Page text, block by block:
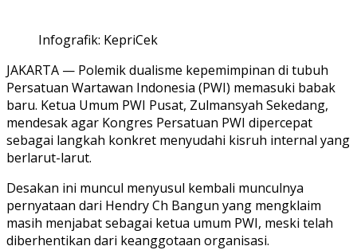
Infografik: KepriCek
JAKARTA — Polemik dualisme kepemimpinan di tubuh
Persatuan Wartawan Indonesia (PWI) memasuki babak
baru. Ketua Umum PWI Pusat, Zulmansyah Sekedang,
mendesak agar Kongres Persatuan PWI dipercepat
sebagai langkah konkret menyudahi kisruh internal yang
berlarut-larut.
Desakan ini muncul menyusul kembali munculnya
pernyataan dari Hendry Ch Bangun yang mengklaim
masih menjabat sebagai ketua umum PWI, meski telah
diberhentikan dari keanggotaan organisasi.